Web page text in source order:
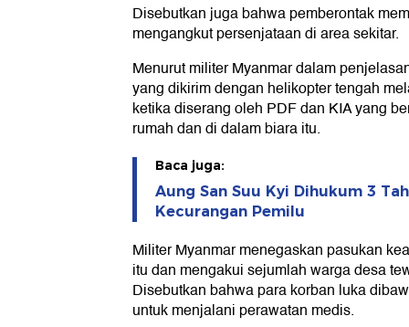
Disebutkan juga bahwa pemberontak
mengangkut persenjataan di area sekitar.
Menurut militer Myanmar dalam
yang dikirim dengan helikopter tengah
ketika diserang oleh PDF dan KIA yang
rumah dan di dalam biara itu.
Baca juga:
Aung San Suu Kyi Dihukum 3
Kecurangan Pemilu
Militer Myanmar menegaskan pasukan
itu dan mengakui sejumlah warga desa
Disebutkan bahwa para korban luka
untuk menjalani perawatan medis.